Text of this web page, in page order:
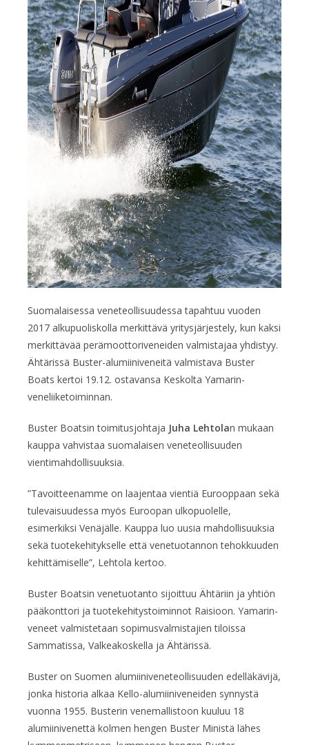
Suomalaisessa veneteollisuudessa tapahtuu vuoden
2017 alkupuoliskolla merkittävä yritysjärjestely, kun kaksi
merkittävää perämoottoriveneiden valmistajaa yhdistyy.
Ähtärissä Buster-alumiiniveneitä valmistava Buster
Boats kertoi 19.12. ostavansa Keskolta Yamarin-
veneliiketoiminnan.
Buster Boatsin toimitusjohtaja Juha Lehtolan mukaan
kauppa vahvistaa suomalaisen veneteollisuuden
vientimahdollisuuksia.
”Tavoitteenamme on laajentaa vientiä Eurooppaan sekä
tulevaisuudessa myös Euroopan ulkopuolelle,
esimerkiksi Venäjälle. Kauppa luo uusia mahdollisuuksia
sekä tuotekehitykselle että venetuotannon tehokkuuden
kehittämiselle”, Lehtola kertoo.
Buster Boatsin venetuotanto sijoittuu Ähtäriin ja yhtiön
pääkonttori ja tuotekehitystoiminnot Raisioon. Yamarin-
veneet valmistetaan sopimusvalmistajien tiloissa
Sammatissa, Valkeakoskella ja Ähtärissä.
Buster on Suomen alumiiniveneteollisuuden edelläkävijä,
jonka historia alkaa Kello-alumiiniveneiden synnystä
vuonna 1955. Busterin venemallistoon kuuluu 18
alumiinivenettä kolmen hengen Buster Ministä lähes